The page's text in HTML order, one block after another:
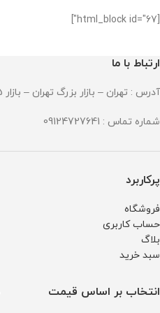
جنس شیشه : صافیر کریستال ضد
خش
وزن : 211 گرم
[html_block id="67"]
ارتباط با ما
آدرس : تهران – بازار بزرگ تهران – بازار 15 خرداد-پاساژ دلگشا – طبقه منفی 3 – پلاک 94
شماره تماس : 09124727641
پرکاربرد
فروشگاه
حساب کاربری
بلاگ
سبد خرید
انتخاب بر اساس قیمت